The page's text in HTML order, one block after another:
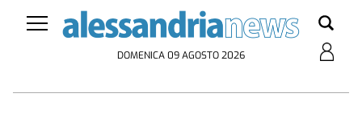
DOMENICA 09 AGOSTO 2026